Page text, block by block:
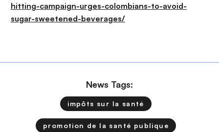
hitting-campaign-urges-colombians-to-avoid-
sugar-sweetened-beverages/
News Tags:
impôts sur la santé
promotion de la santé publique